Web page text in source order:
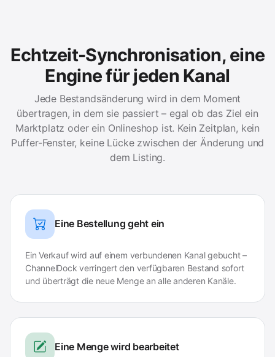
Echtzeit-Synchronisation, eine
Engine für jeden Kanal
Jede Bestandsänderung wird in dem Moment
übertragen, in dem sie passiert – egal ob das Ziel ein
Marktplatz oder ein Onlineshop ist. Kein Zeitplan, kein
Puffer-Fenster, keine Lücke zwischen der Änderung und
dem Listing.
Eine Bestellung geht ein
Ein Verkauf wird auf einem verbundenen Kanal gebucht –
ChannelDock verringert den verfügbaren Bestand sofort
und überträgt die neue Menge an alle anderen Kanäle.
Eine Menge wird bearbeitet